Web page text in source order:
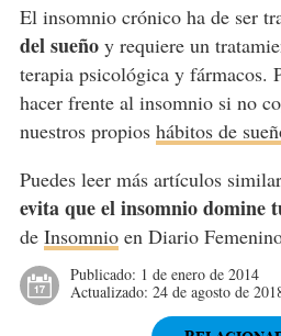
El insomnio crónico ha de ser
del sueñoy requiere un
terapia psicológica y fármacos.
hacer frente al insomnio si no
nuestros propios hábitos de
Puedes leer más artículos
evita que el insomnio domine
de Insomnioen Diario
Publicado: 1 de enero de 2014
Actualizado: 24 de agosto de